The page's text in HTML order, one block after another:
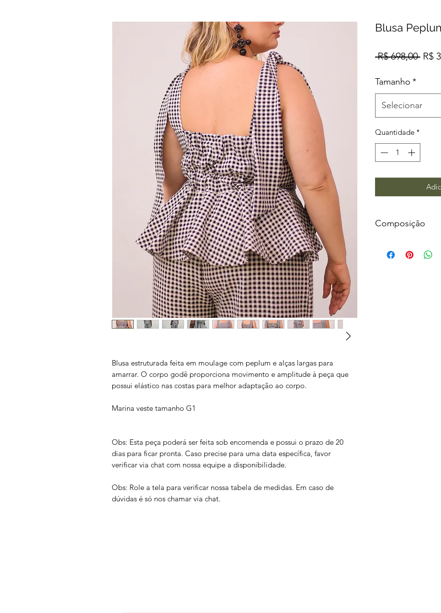
Blusa estruturada feita em moulage com peplum e alças largas para
amarrar. O corpo godê proporciona movimento e amplitude à peça que
possui elástico nas costas para melhor adaptação ao corpo.
Marina veste tamanho G1
Obs: Esta peça poderá ser feita sob encomenda e possui o prazo de 20
dias para ficar pronta. Caso precise para uma data específica, favor
verificar via chat com nossa equipe a disponibilidade.
Obs: Role a tela para verificar nossa tabela de medidas. Em caso de
dúvidas é só nos chamar via chat.
Blusa
R$ 698,00 R$
Tamanho *
Selecionar
Quantidade *
Composição